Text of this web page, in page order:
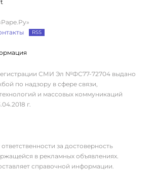
RSS
СМИ Эл №ФС77-72704 выдано
по надзору в сфере связи,
и массовых коммуникаций
г.
за достоверность
в рекламных объявлениях.
справочной информации.